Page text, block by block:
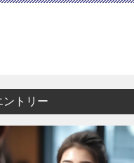
ントリー